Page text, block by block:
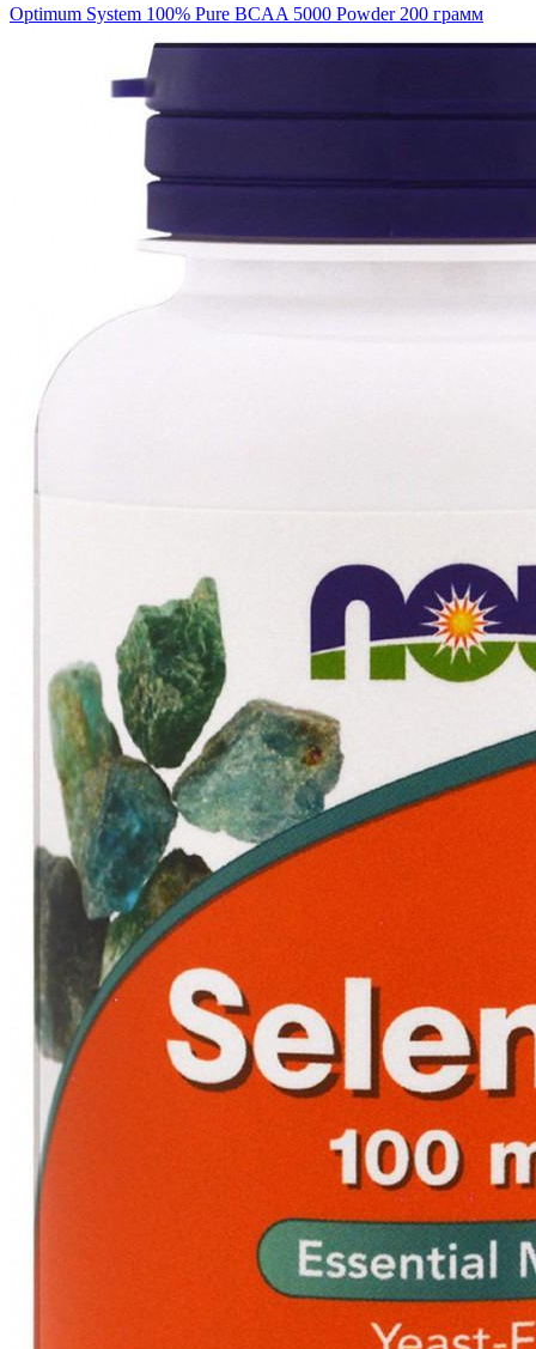
Optimum System 100% Pure BCAA 5000 Powder 200 грамм